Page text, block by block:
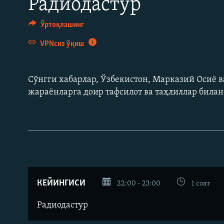
Радиодастур
Ўртоқлашинг
VPNсиз ўқиш
Сўнгги хабарлар, Ўзбекистон, Марказий Осиë
жараëнларга доир тафсилот ва таҳлиллар
КЕЙИНГИСИ 22:00 - 23:00 1 соат
Радиодастур